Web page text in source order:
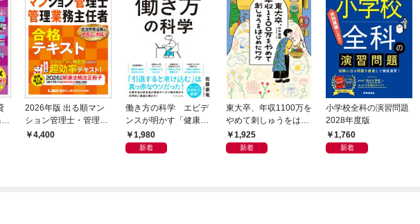
2026年版 出る順マン
ション管理士・管理業
務主任者 合格テキスト
4,400
働き方の科学 エビデ
ンスが明かす「健康」
も「生産性」も手に入
れる方法
1,980
新着
東大卒、年収1100万を
やめて刺しゅうをはじ
めたワケ 冷めたまま働
きつづける前に
1,925
新着
小学校全科の演習問題
2028年度版
1,760
新着